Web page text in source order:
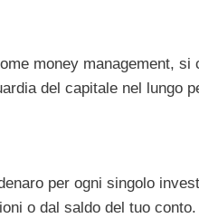
money management,
del capitale nel lungo
per ogni singolo
o dal saldo del tuo